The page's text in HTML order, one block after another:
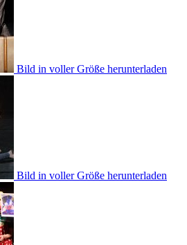
Bild in voller Größe herunterladen
Bild in voller Größe herunterladen